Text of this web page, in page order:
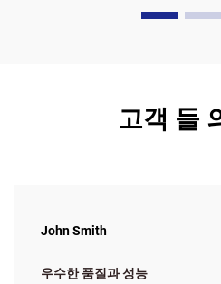
고객 들
John Smith
우수한 품질과 성능